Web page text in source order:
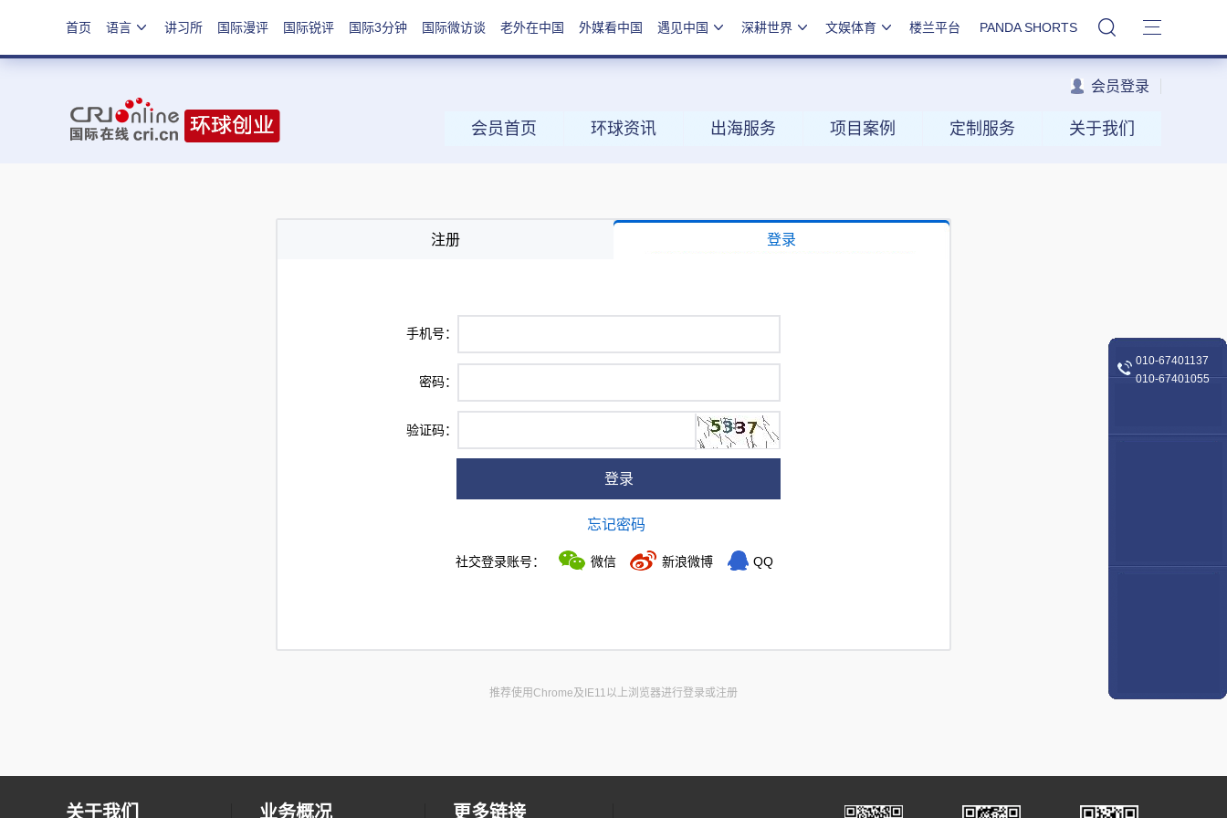
首页 语言 讲习所 国际漫评 国际锐评 国际3分钟 国际微访谈 老外在中国 外媒看中国 遇见中国 深耕世界 文娱体育 楼兰平台 PANDA SHORTS 站内搜索
010-67401137
010-67401055
会员登录
会员首页 环球资讯 出海服务 项目案例 定制服务 关于我们
注册 登录
手机号：
密码：
验证码：
登录
忘记密码
社交登录账号： 微信 新浪微博 QQ
推荐使用Chrome及IE11以上浏览器进行登录或注册
关于我们 业务概况 更多链接